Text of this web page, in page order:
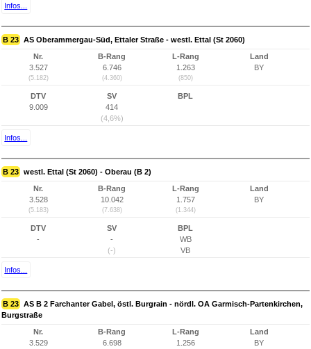
Infos...
B 23 AS Oberammergau-Süd, Ettaler Straße - westl. Ettal (St 2060)
Nr.
3.527
(5.182)
B-Rang
6.746
(4.360)
L-Rang
1.263
(850)
Land
BY
DTV
9.009
SV
414
(4,6%)
BPL
Infos...
B 23 westl. Ettal (St 2060) - Oberau (B 2)
Nr.
3.528
(5.183)
B-Rang
10.042
(7.638)
L-Rang
1.757
(1.344)
Land
BY
DTV
-
SV
-
(-)
BPL
WB
VB
Infos...
B 23 AS B 2 Farchanter Gabel, östl. Burgrain - nördl. OA Garmisch-Partenkirchen,
Burgstraße
Nr.
3.529
B-Rang
6.698
L-Rang
1.256
Land
BY